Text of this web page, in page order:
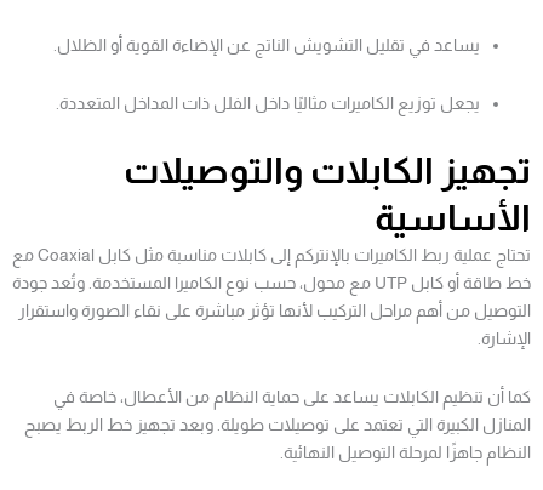
يساعد في تقليل التشويش الناتج عن الإضاءة القوية أو الظلال.
يجعل توزيع الكاميرات مثاليًا داخل الفلل ذات المداخل المتعددة.
تجهيز الكابلات والتوصيلات
الأساسية
تحتاج عملية ربط الكاميرات بالإنتركم إلى كابلات مناسبة مثل كابل Coaxial مع
خط طاقة أو كابل UTP مع محول، حسب نوع الكاميرا المستخدمة. وتُعد جودة
التوصيل من أهم مراحل التركيب لأنها تؤثر مباشرة على نقاء الصورة واستقرار
الإشارة.
كما أن تنظيم الكابلات يساعد على حماية النظام من الأعطال، خاصة في
المنازل الكبيرة التي تعتمد على توصيلات طويلة. وبعد تجهيز خط الربط يصبح
النظام جاهزًا لمرحلة التوصيل النهائية.